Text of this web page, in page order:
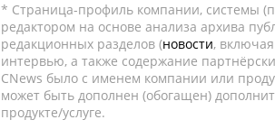
* Страница-профиль компании, системы
редактором на основе анализа архива
редакционных разделов (новости,
интервью, а также содержание
CNews было с именем компании или
может быть дополнен (обогащен)
продукте/услуге.